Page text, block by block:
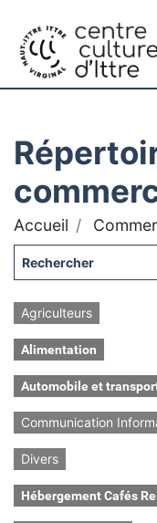
Accueil
Agriculteurs
Alimentation
Automobile et
Communication
Divers
Hébergement Cafés